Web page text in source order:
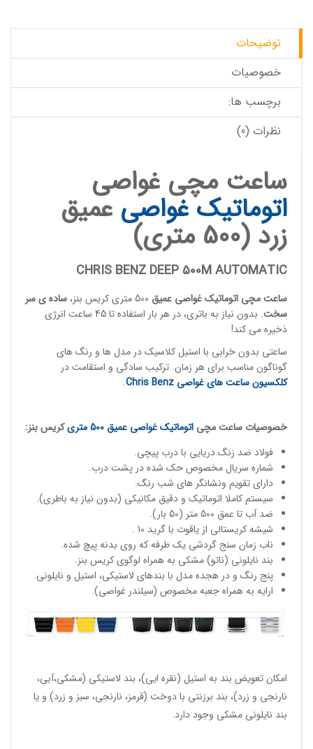
توضیحات
خصوصیات
برچسب ها:
نظرات (0)
ساعت مچی غواصی
اتوماتیکغواصی عمیق
زرد (500 متری)
CHRIS BENZ DEEP 500M AUTOMATIC
ساعت مچی اتوماتیکغواصی عمیق
ساده ی سر
سخت
. بدون نیاز به باتری، در هر بار استفاده تا 45 ساعت انرژی
ذخیره می کند!
ساعتی بدون خرابی با استیل کلاسیک در مدل ها و رنگ های
گوناگون مناسب برای هر زمان. ترکیب سادگی و استقامت در
کلکسیون ساعت های غواصی Chris Benz
.
خصوصیات ساعت مچی اتوماتیک غواصی عمیق 500 متری
کریس بنز:
فولاد ضد زنگ دریایی با درب پیچی.
شماره سریال مخصوص حک شده در پشت درب.
دارای تقویم ونشانگر های شب رنگ.
سیستم کاملا اتوماتیک و دقیق مکانیکی (بدون نیاز به باطری).
ضد آب تا عمق 500 متر (50 بار).
شیشه کریستالی از یاقوت با گرید 10 .
ناب زمان سنج گردشی یک طرفه که روی بدنه پیچ شده.
بند نایلونی (ناتو) مشکی به همراه لوگوی کریس بنز.
پنج رنگ و در هجده مدل با بندهای لاستیکی، استیل و نایلونی.
ارایه به همراه جعبه مخصوص (سیلندر غواصی).
امکان تعویض بند به استیل (نقره ایی)، بند لاستیکی (مشکی،آبی،
نارنجی و زرد)، بند برزنتی با دوخت (قرمز، نارنجی، سبز و زرد) و یا
بند نایلونی مشکی وجود دارد.